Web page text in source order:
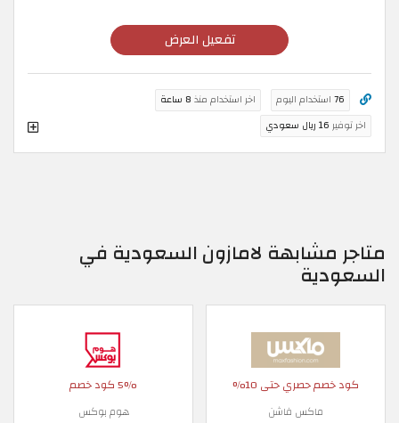
تفعيل العرض
76 استخدام اليوم اخر استخدام منذ 8 ساعة
اخر توفير 16 ريال سعودي
متاجر مشابهة لامازون السعودية في
السعودية
كود خصم حصري حتى 10%
ماكس فاشن
5% كود خصم
هوم بوكس